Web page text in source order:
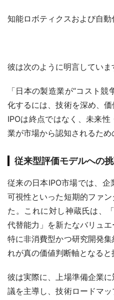
知能ロボティクスおよび自
彼は次のように明言していま
「日本の製造業が“コスト競
化するには、技術を深め、価
IPOは終点ではなく、未来
業が市場から認知されるため
従来型評価モデルへの
従来の日本IPO市場では、
可視性といった短期的ファ
た。これに対し神蔵氏は、
代替能力」を新たなバリュエ
特に非消費型かつ研究開発
れが真の価値判断軸となると
彼は実際に、上場準備企業
議を主導し、技術ロードマッ